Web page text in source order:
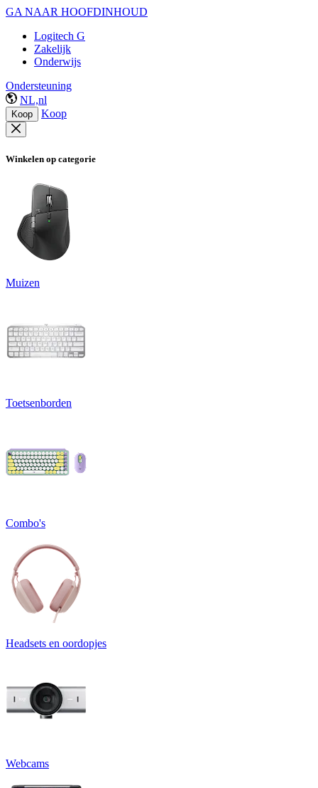
GA NAAR HOOFDINHOUD
Logitech G
Zakelijk
Onderwijs
Ondersteuning
NL,nl
Koop Koop
Winkelen op categorie
Muizen
Toetsenborden
Combo's
Headsets en oordopjes
Webcams